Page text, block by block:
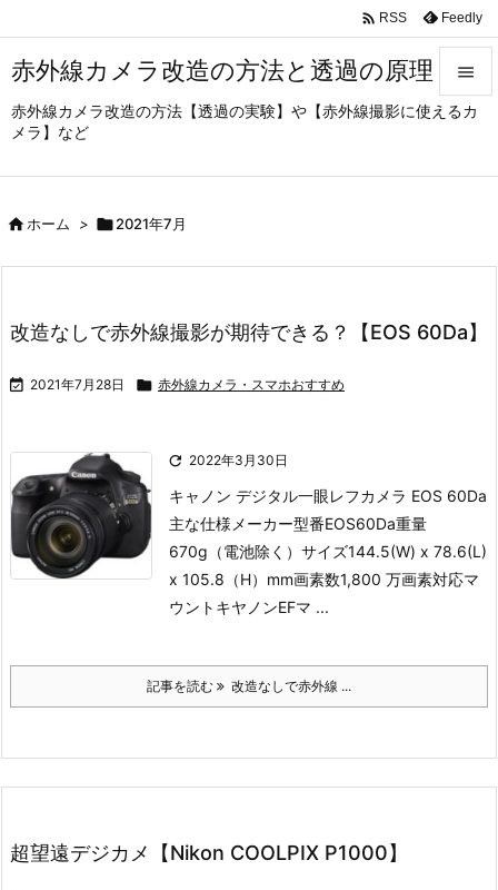
赤外線カメラ改造の方法と透過の原理
赤外線カメラ改造の方法【透過の実験】や【赤外線撮影に使えるカ
メラ】など




 RSS Feedly
ホーム > 2021年7月
改造なしで赤外線撮影が期待できる？【EOS 60Da】
 2021年7月28日  赤外線カメラ・スマホおすすめ
 2022年3月30日
キャノン デジタル一眼レフカメラ EOS 60Da
主な仕様 メーカー型番EOS60Da重量
670g（電池除く）サイズ144.5(W) x 78.6(L)
x 105.8（H）mm画素数1,800 万画素対応マ
ウントキヤノンEFマ ...
記事を読む 改造なしで赤外線 ...
超望遠デジカメ【Nikon COOLPIX P1000】